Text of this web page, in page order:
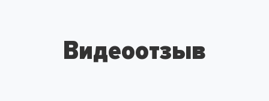
Видеоотзыв